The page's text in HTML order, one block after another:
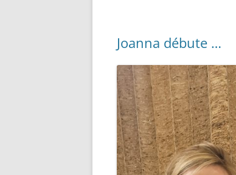
Joanna débute …